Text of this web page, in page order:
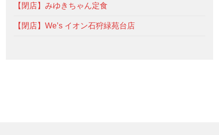
【閉店】みゆきちゃん定食
【閉店】We’s イオン石狩緑苑台店